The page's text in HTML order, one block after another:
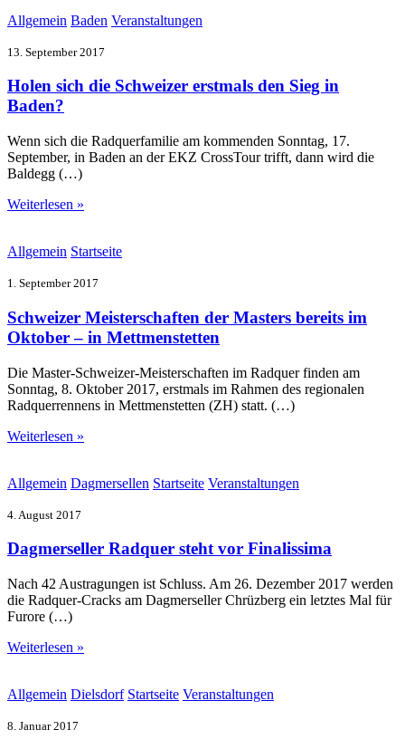
Allgemein Baden Veranstaltungen
13. September 2017
Holen sich die Schweizer erstmals den Sieg in
Baden?
Wenn sich die Radquerfamilie am kommenden Sonntag, 17.
September, in Baden an der EKZ CrossTour trifft, dann wird die
Baldegg (…)
Weiterlesen »
Allgemein Startseite
1. September 2017
Schweizer Meisterschaften der Masters bereits im
Oktober – in Mettmenstetten
Die Master-Schweizer-Meisterschaften im Radquer finden am
Sonntag, 8. Oktober 2017, erstmals im Rahmen des regionalen
Radquerrennens in Mettmenstetten (ZH) statt. (…)
Weiterlesen »
Allgemein Dagmersellen Startseite Veranstaltungen
4. August 2017
Dagmerseller Radquer steht vor Finalissima
Nach 42 Austragungen ist Schluss. Am 26. Dezember 2017 werden
die Radquer-Cracks am Dagmerseller Chrüzberg ein letztes Mal für
Furore (…)
Weiterlesen »
Allgemein Dielsdorf Startseite Veranstaltungen
8. Januar 2017